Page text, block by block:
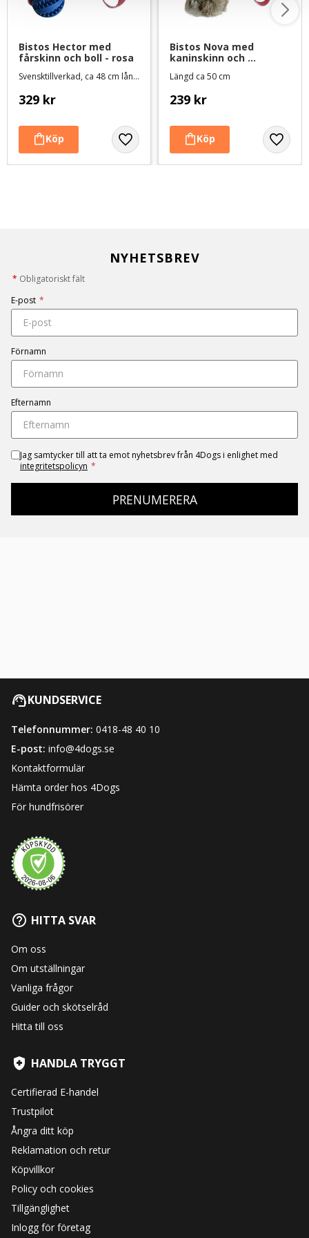
Bistos Hector med
fårskinn och boll - rosa
Svensktillverkad, ca 48 cm lång med expanderhandtag
329 kr
Bistos Nova med
kaninskinn och
Längd ca 50 cm
239 kr
NYHETSBREV
* Obligatoriskt fält
E-post *
Förnamn
Efternamn
Jag samtycker till att ta emot nyhetsbrev från 4Dogs i enlighet med
integritetspolicyn *
PRENUMERERA
KUNDSERVICE
Telefonnummer: 0418-48 40 10
E-post: info@4dogs.se
Kontaktformulär
Hämta order hos 4Dogs
För hundfrisörer
HITTA SVAR
Om oss
Om utställningar
Vanliga frågor
Guider och skötselråd
Hitta till oss
HANDLA TRYGGT
Certifierad E-handel
Trustpilot
Ångra ditt köp
Reklamation och retur
Köpvillkor
Policy och cookies
Tillgänglighet
Inlogg för företag